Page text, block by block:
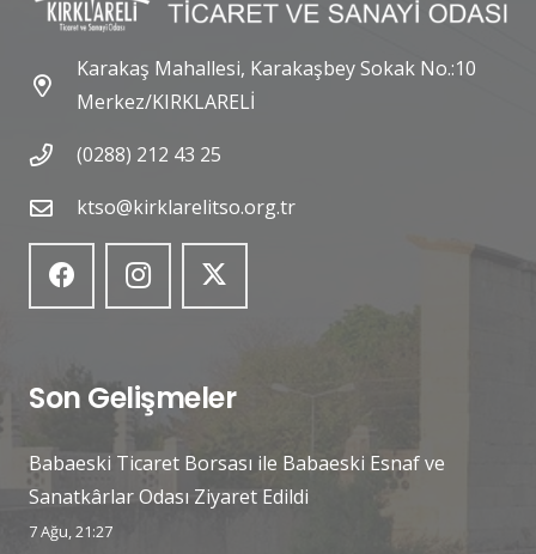
Karakaş Mahallesi, Karakaşbey Sokak No.:10
Merkez/KIRKLARELİ
(0288) 212 43 25
ktso@kirklarelitso.org.tr
Son Gelişmeler
Babaeski Ticaret Borsası ile Babaeski Esnaf ve
Sanatkârlar Odası Ziyaret Edildi
7 Ağu, 21:27